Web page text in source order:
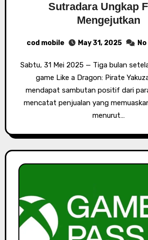
Sutradara Ungkap
Mengejutkan
cod mobile May 31, 2025
Sabtu, 31 Mei 2025 — Tiga bulan setelah perilisannya,
game Like a Dragon: Pirate
mendapat sambutan positif dari
mencatat penjualan yang
menurut…